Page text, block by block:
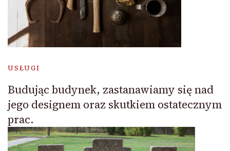
USŁUGI
Budując budynek, zastanawiamy się nad
jego designem oraz skutkiem ostatecznym
prac.